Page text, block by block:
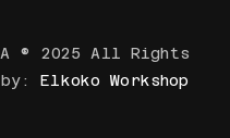
® 2025 All Rights
by:Elkoko Workshop